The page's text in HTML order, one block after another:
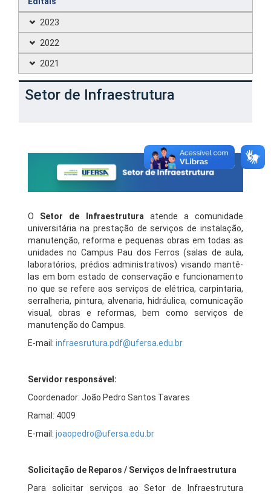
2023
2022
2021
Setor de Infraestrutura
O Setor de Infraestrutura atende a comunidade
universitária na prestação de serviços de instalação,
manutenção, reforma e pequenas obras em todas as
unidades no Campus Pau dos Ferros (salas de aula,
laboratórios, prédios administrativos) visando mantê-
las em bom estado de conservação e funcionamento
no que se refere aos serviços de elétrica, carpintaria,
serralheria, pintura, alvenaria, hidráulica, comunicação
visual, obras e reformas, bem como serviços de
manutenção do Campus.
E-mail: infraesrutura.pdf@ufersa.edu.br
Servidor responsável:
Coordenador: João Pedro Santos Tavares
Ramal: 4009
E-mail: joaopedro@ufersa.edu.br
Solicitação de Reparos / Serviços de Infraestrutura
Para solicitar serviços ao Setor de Infraestrutura